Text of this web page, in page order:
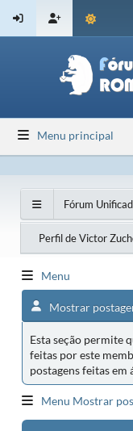
Menu principal
Fórum
Perfil de Victor
Menu
Mostrar
Esta seção permite
feitas por este
postagens feitas em
Menu Mostrar